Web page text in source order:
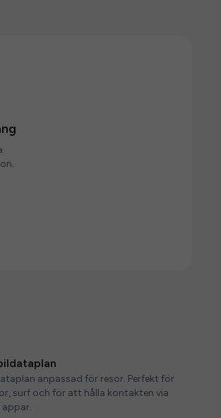
anpassad för resor. Perfekt för
surf och för att hålla kontakten via
appar.